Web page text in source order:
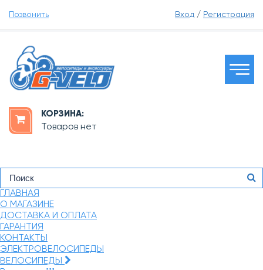
Позвонить Вход / Регистрация
КОРЗИНА:
Товаров нет
ГЛАВНАЯ
О МАГАЗИНЕ
ДОСТАВКА И ОПЛАТА
ГАРАНТИЯ
КОНТАКТЫ
ЭЛЕКТРОВЕЛОСИПЕДЫ
ВЕЛОСИПЕДЫ